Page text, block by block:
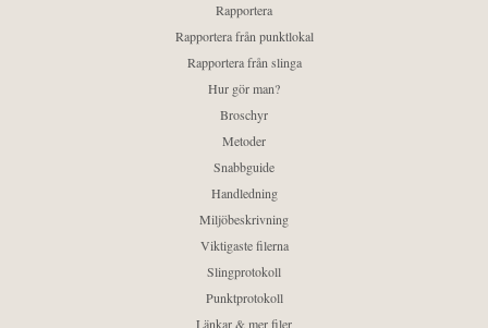
Rapportera
Rapportera från punktlokal
Rapportera från slinga
Hur gör man?
Broschyr
Metoder
Snabbguide
Handledning
Miljöbeskrivning
Viktigaste filerna
Slingprotokoll
Punktprotokoll
Länkar & mer filer